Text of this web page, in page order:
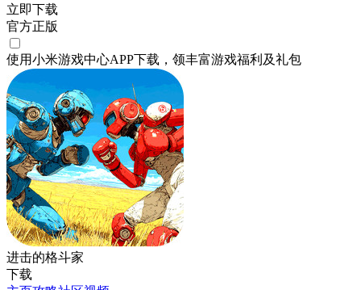
立即下载
官方正版
使用小米游戏中心APP下载 ，领丰富游戏福利 及礼包
进击的格斗家
下载